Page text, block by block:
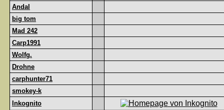
Andal
big tom
Mad 242
Carp1991
Wolfg.
Drohne
carphunter71
smokey-k
Inkognito